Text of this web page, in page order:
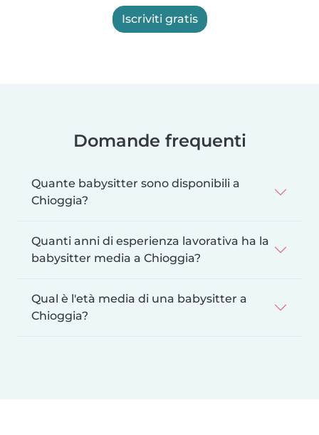
Iscriviti gratis
Domande frequenti
Quante babysitter sono disponibili a
Chioggia?
Quanti anni di esperienza lavorativa ha la
babysitter media a Chioggia?
Qual è l'età media di una babysitter a
Chioggia?